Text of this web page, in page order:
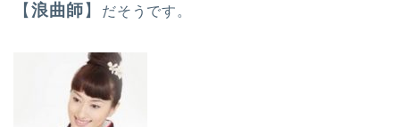
【浪曲師】 だそうです。